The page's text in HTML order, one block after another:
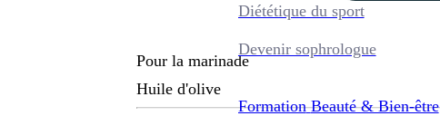
Diététique du sport
Devenir sophrologue
Formation Beauté & Bien-être
Pour la marinade
Huile d'olive